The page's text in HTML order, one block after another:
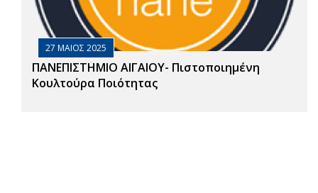
27 ΜΑΙΟΣ 2025
ΠΑΝΕΠΙΣΤΗΜΙΟ ΑΙΓΑΙΟΥ- Πιστοποιημένη
Κουλτούρα Ποιότητας